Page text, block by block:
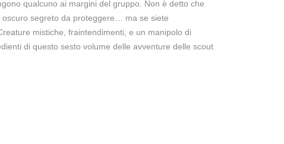
qualcuno ai margini del gruppo. Non è detto che
segreto da proteggere… ma se siete
mistiche, fraintendimenti, e un manipolo di
di questo sesto volume delle avventure delle scout